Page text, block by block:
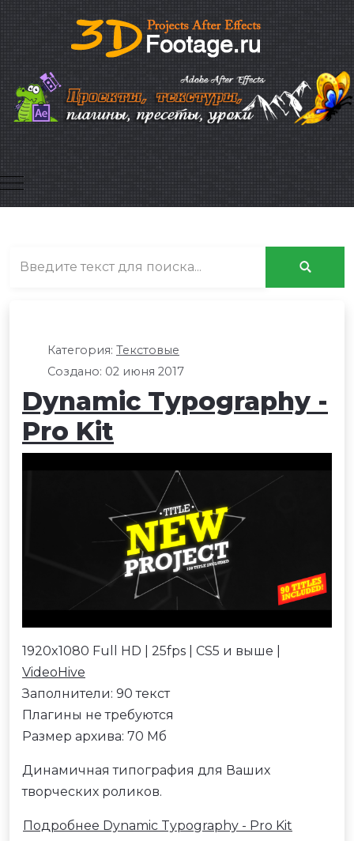
Mobile Menu Toggle
Категория: Текстовые
Создано: 02 июня 2017
Dynamic Typography -
Pro Kit
1920x1080 Full HD | 25fps | CS5 и выше |
VideoHive
Заполнители: 90 текст
Плагины не требуются
Размер архива: 70 Мб
Динамичная типография для Ваших
творческих роликов.
Подробнее Dynamic Typography - Pro Kit